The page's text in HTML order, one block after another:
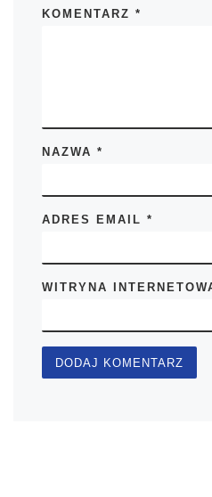
KOMENTARZ*
NAZWA*
ADRES EMAIL*
WITRYNA